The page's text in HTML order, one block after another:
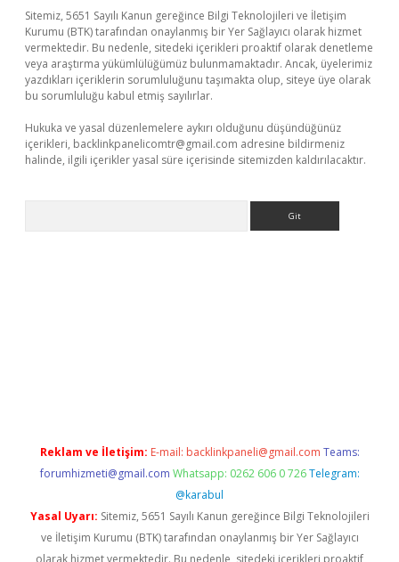
Sitemiz, 5651 Sayılı Kanun gereğince Bilgi Teknolojileri ve İletişim
Kurumu (BTK) tarafından onaylanmış bir Yer Sağlayıcı olarak hizmet
vermektedir. Bu nedenle, sitedeki içerikleri proaktif olarak denetleme
veya araştırma yükümlülüğümüz bulunmamaktadır. Ancak, üyelerimiz
yazdıkları içeriklerin sorumluluğunu taşımakta olup, siteye üye olarak
bu sorumluluğu kabul etmiş sayılırlar.
Hukuka ve yasal düzenlemelere aykırı olduğunu düşündüğünüz
içerikleri, backlinkpanelicomtr@gmail.com adresine bildirmeniz
halinde, ilgili içerikler yasal süre içerisinde sitemizden kaldırılacaktır.
Reklam ve İletişim: E-mail: backlinkpaneli@gmail.com Teams:
forumhizmeti@gmail.com Whatsapp: 0262 606 0 726 Telegram:
@karabul
Yasal Uyarı: Sitemiz, 5651 Sayılı Kanun gereğince Bilgi Teknolojileri
ve İletişim Kurumu (BTK) tarafından onaylanmış bir Yer Sağlayıcı
olarak hizmet vermektedir. Bu nedenle, sitedeki içerikleri proaktif